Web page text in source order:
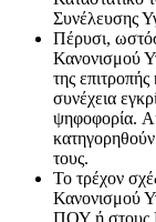
Συνέλευσης
Πέρυσι,
Κανονισμού
της
συνέχεια
ψηφοφορία.
τους.
Το τρέχον
Κανονισμού